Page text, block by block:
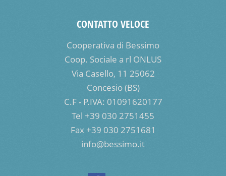
CONTATTO VELOCE
Cooperativa di Bessimo
Coop. Sociale a rl ONLUS
Via Casello, 11 25062
Concesio (BS)
C.F - P.IVA: 01091620177
Tel +39 030 2751455
Fax +39 030 2751681
info@bessimo.it